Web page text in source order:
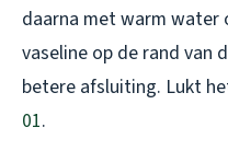
daarna met warm water
vaseline op de rand van
betere afsluiting. Lukt
01.